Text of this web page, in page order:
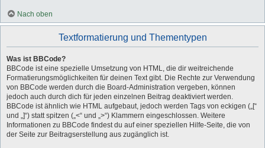
Nach oben
Textformatierung und Thementypen
Was ist BBCode?
BBCode ist eine spezielle Umsetzung von HTML, die dir weitreichende
Formatierungsmöglichkeiten für deinen Text gibt. Die Rechte zur Verwendung
von BBCode werden durch die Board-Administration vergeben, können
jedoch auch durch dich für jeden einzelnen Beitrag deaktiviert werden.
BBCode ist ähnlich wie HTML aufgebaut, jedoch werden Tags von eckigen („[“
und „]“) statt spitzen („<“ und „>“) Klammern eingeschlossen. Weitere
Informationen zu BBCode findest du auf einer speziellen Hilfe-Seite, die von
der Seite zur Beitragserstellung aus zugänglich ist.